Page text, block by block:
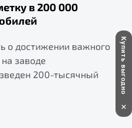
в 200 000
о достижении важного
заводе
200-тысячный
Купить выгодно